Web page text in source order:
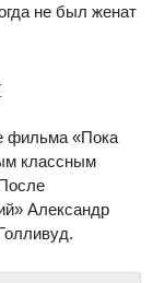
не был женат
фильма «Пока
классным
Александр